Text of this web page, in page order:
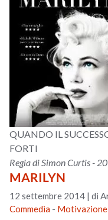
QUANDO IL
FORTI
Regia di Simon Curtis -
MARILYN
12 settembre 2014 |di
Commedia - Motivazione